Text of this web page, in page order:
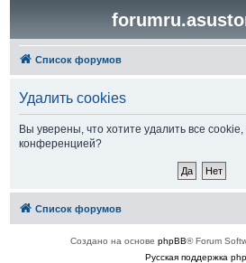
Список форумов
Удалить cookies
Вы уверены, что хотите удалить все
конференцией?
Список форумов
Создано на основе phpBB® Forum
Русская поддержка